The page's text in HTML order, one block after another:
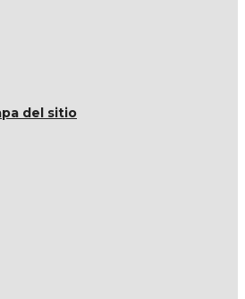
del sitio